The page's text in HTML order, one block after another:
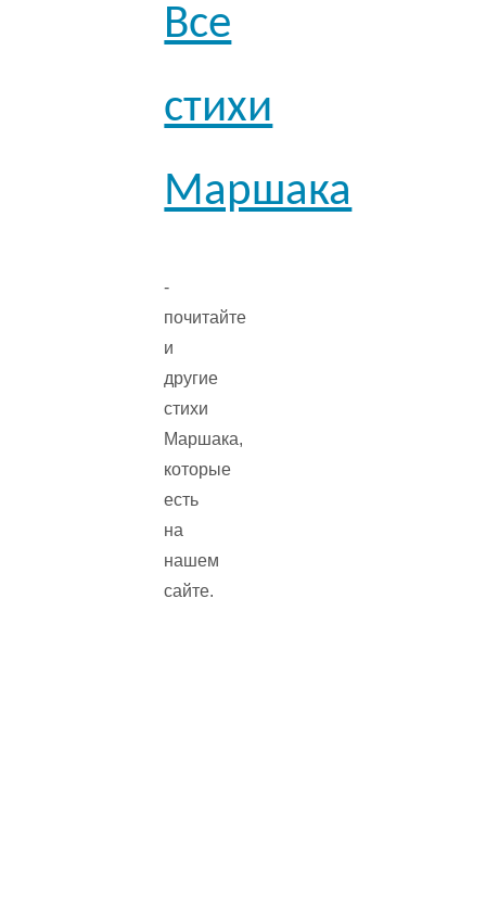
Все
стихи
Маршака
-
почитайте
и
другие
стихи
Маршака,
которые
есть
на
нашем
сайте.